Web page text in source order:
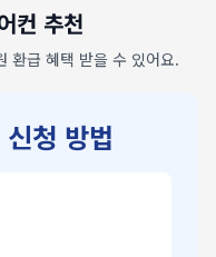
컨 추천
환급 혜택 받을 수 있어요.
청 방법